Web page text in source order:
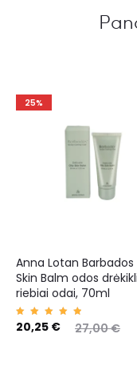
25%
Anna Lotan Barbados
Skin Balm odos
riebiai odai, 70ml
Įvertin
imas:
27,00€
20,25 €